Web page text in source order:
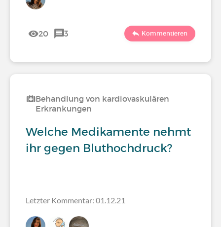
20 3 Kommentieren
Behandlung von kardiovaskulären
Erkrankungen
Welche Medikamente nehmt
ihr gegen Bluthochdruck?
Letzter Kommentar: 01.12.21